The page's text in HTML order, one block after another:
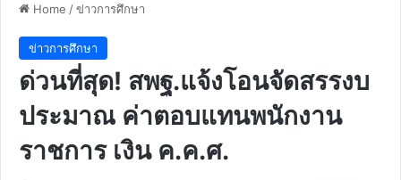
Home /ข่าวการศึกษา
ข่าวการศึกษา
ด่วนที่สุด! สพฐ.แจ้งโอนจัดสรรงบ
ประมาณ ค่าตอบแทนพนักงาน
ราชการ เงิน ค.ค.ศ.